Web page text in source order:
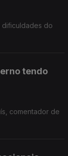
dificuldades do
tendo
comentador de